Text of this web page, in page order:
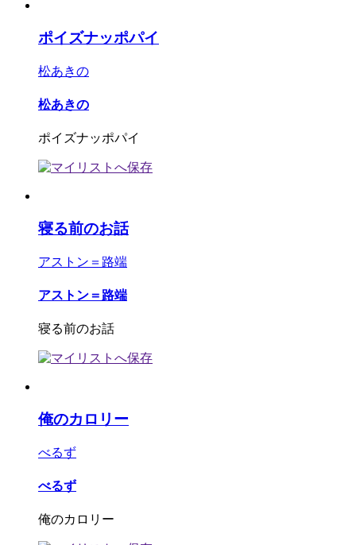
ポイズナッポパイ
松あきの
松あきの
ポイズナッポパイ
寝る前のお話
アストン＝路端
アストン＝路端
寝る前のお話
俺のカロリー
べるず
べるず
俺のカロリー